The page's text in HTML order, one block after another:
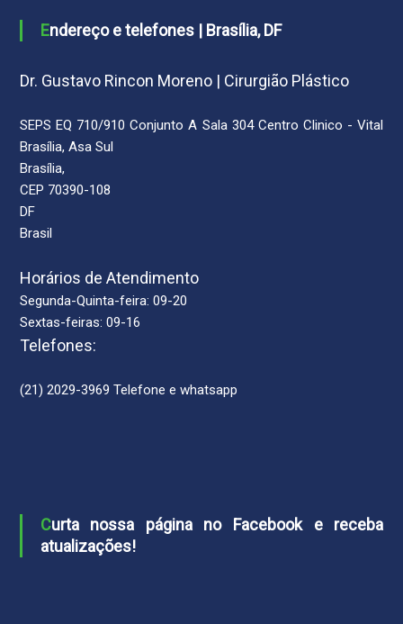
Endereço e telefones | Brasília, DF
Dr. Gustavo Rincon Moreno | Cirurgião Plástico
SEPS EQ 710/910 Conjunto A Sala 304 Centro Clinico - Vital
Brasília, Asa Sul
Brasília,
CEP 70390-108
DF
Brasil
Horários de Atendimento
Segunda-Quinta-feira: 09-20
Sextas-feiras: 09-16
Telefones:
(21) 2029-3969 Telefone e whatsapp
Curta nossa página no Facebook e receba
atualizações!